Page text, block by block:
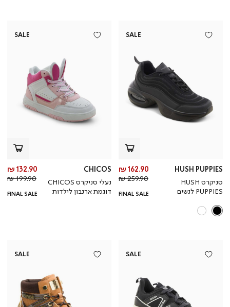
SALE
HUSH PUPPIES
סניקרס HUSH
PUPPIES לנשים
מחיר
מוצר
162.90 ₪
מחיר
רגיל
259.90 ₪
FINAL SALE
SALE
CHICOS
נעלי סניקרס CHICOS
דוגמת ארנבון לילדות
132.90 ₪
199.90 ₪
FINAL SALE
SALE
SALE